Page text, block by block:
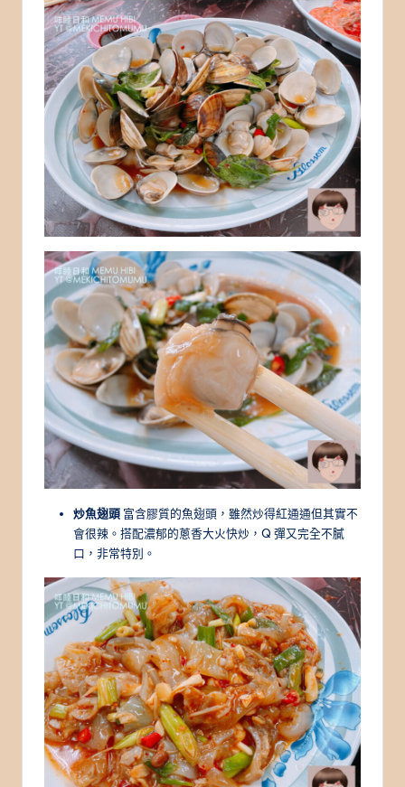
炒魚翅頭 富含膠質的魚翅頭，雖然炒得紅通通但其實不
會很辣。搭配濃郁的蔥香大火快炒，Q 彈又完全不膩
口，非常特別。